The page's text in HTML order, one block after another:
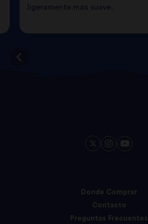
ligeramente más suave.
Donde Comprar
Contacto
Preguntas Frecuentes